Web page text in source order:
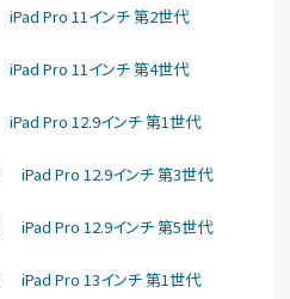
iPad Pro 11インチ 第2世代
iPad Pro 11インチ 第4世代
iPad Pro 12.9インチ 第1世代
iPad Pro 12.9インチ 第3世代
iPad Pro 12.9インチ 第5世代
iPad Pro 13インチ 第1世代